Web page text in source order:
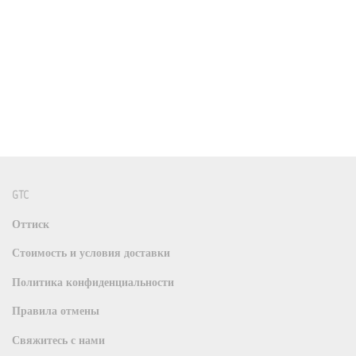
GTC
Оттиск
Стоимость и условия доставки
Политика конфиденциальности
Правила отмены
Свяжитесь с нами